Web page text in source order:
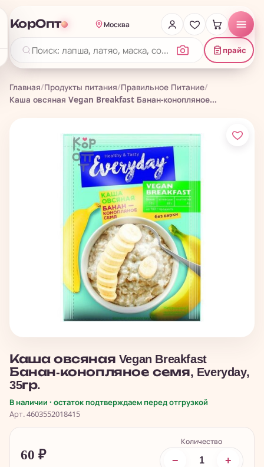
КорОпт Москва
прайс
Главная/Продукты питания/Правильное Питание/
Каша овсяная Vegan Breakfast Банан-конопляное...
Каша овсяная Vegan Breakfast
Банан-конопляное семя, Everyday,
35гр.
В наличии · остаток подтверждаем перед отгрузкой
Арт. 4603552018415
60 ₽
Количество
− +